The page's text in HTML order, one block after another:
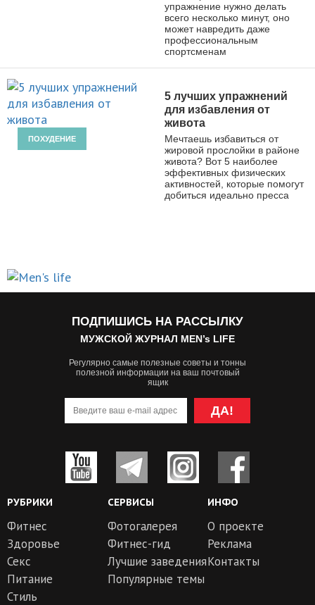
упражнение нужно делать
всего несколько минут, оно
может навредить даже
профессиональным
спортсменам
ПОХУДЕНИЕ
5 лучших упражнений
для избавления от
живота
Мечтаешь избавиться от
жировой прослойки в районе
живота? Вот 5 наиболее
эффективных физических
активностей, которые помогут
добиться идеально пресса
ПОДПИШИСЬ НА РАССЫЛКУ
МУЖСКОЙ ЖУРНАЛ MEN’s LIFE
Регулярно самые полезные советы и тонны
полезной информации на ваш почтовый
ящик
ДА!
РУБРИКИ
Фитнес
Здоровье
Секс
Питание
Стиль
СЕРВИСЫ
Фотогалерея
Фитнес-гид
Лучшие заведения
Популярные темы
ИНФО
О проекте
Реклама
Контакты